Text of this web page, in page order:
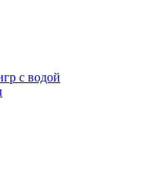
с водой